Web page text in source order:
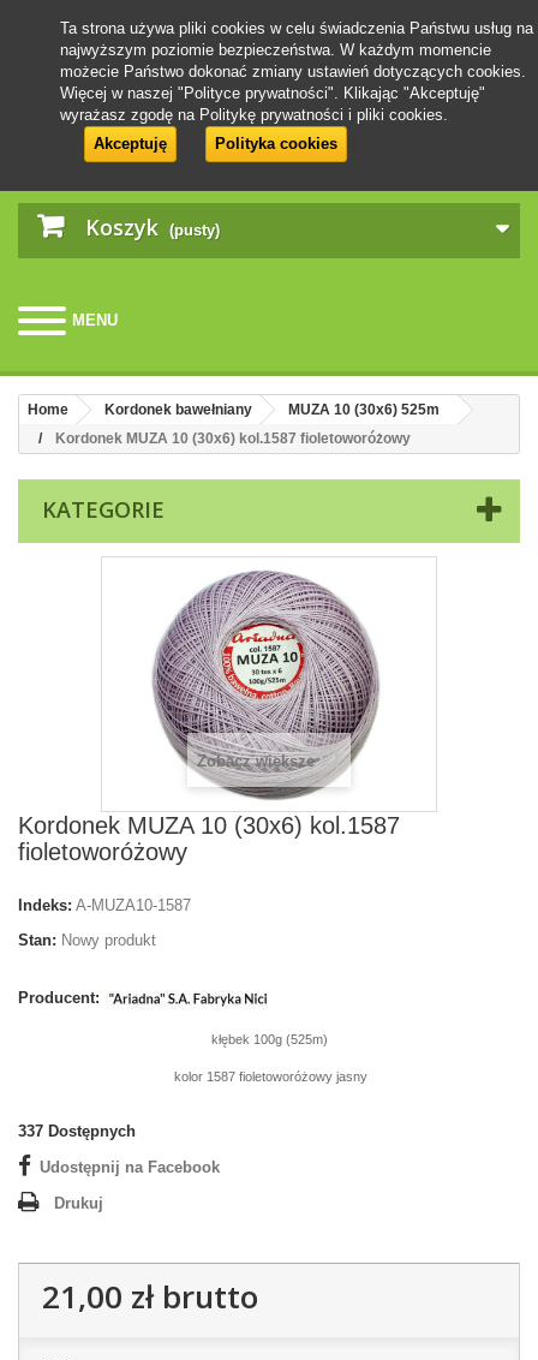
Koszyk (pusty)
MENU
Ta strona używa pliki cookies w celu świadczenia Państwu usług na
najwyższym poziomie bezpieczeństwa. W każdym momencie
możecie Państwo dokonać zmiany ustawień dotyczących cookies.
Więcej w naszej "Polityce prywatności". Klikając "Akceptuję"
wyrażasz zgodę na Politykę prywatności i pliki cookies.
Akceptuję
Polityka cookies
Home Kordonek bawełniany
MUZA 10 (30x6) 525m
Kordonek MUZA 10 (30x6) kol.1587 fioletoworóżowy
KATEGORIE
Zobacz większe
Kordonek MUZA 10 (30x6) kol.1587
fioletoworóżowy
Indeks: A-MUZA10-1587
Stan: Nowy produkt
Producent:
kłębek 100g (525m)
kolor 1587 fioletoworóżowy jasny
337 Dostępnych
Udostępnij na Facebook
Drukuj
21,00 złbrutto